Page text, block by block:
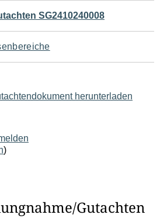
SG2410240008
herunterladen
)
Gutachten